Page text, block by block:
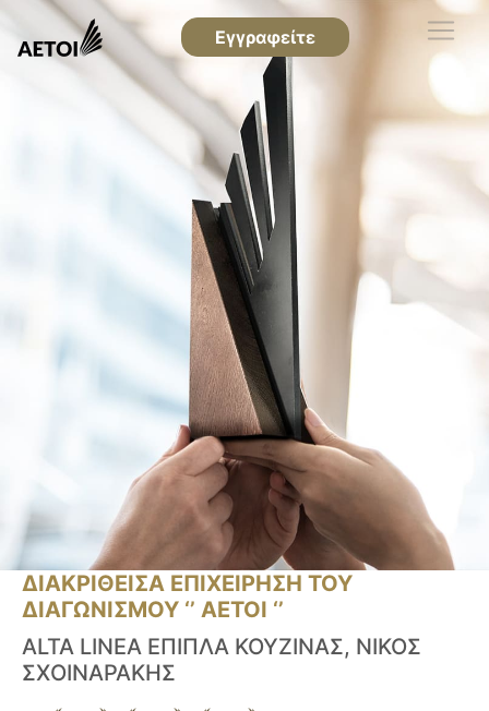
Εγγραφείτε
ΔΙΑΚΡΙΘΕΙΣΑ ΕΠΙΧΕΙΡΗΣΗ ΤΟΥ
ΔΙΑΓΩΝΙΣΜΟΥ ‘’ ΑΕΤΟΙ ‘’
ALTA LINEA ΕΠΙΠΛΑ ΚΟΥΖΙΝΑΣ, ΝΙΚΟΣ
ΣΧΟΙΝΑΡΑΚΗΣ